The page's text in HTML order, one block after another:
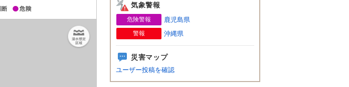
気象警報
危険警報 鹿児島県
警報 沖縄県
災害マップ
ユーザー投稿を確認